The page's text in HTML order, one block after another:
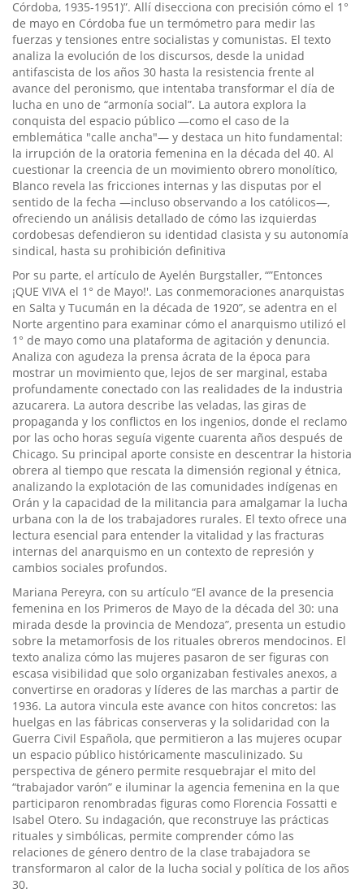
Córdoba, 1935-1951)”. Allí disecciona con precisión cómo el 1°
de mayo en Córdoba fue un termómetro para medir las
fuerzas y tensiones entre socialistas y comunistas. El texto
analiza la evolución de los discursos, desde la unidad
antifascista de los años 30 hasta la resistencia frente al
avance del peronismo, que intentaba transformar el día de
lucha en uno de “armonía social”. La autora explora la
conquista del espacio público —como el caso de la
emblemática "calle ancha"— y destaca un hito fundamental:
la irrupción de la oratoria femenina en la década del 40. Al
cuestionar la creencia de un movimiento obrero monolítico,
Blanco revela las fricciones internas y las disputas por el
sentido de la fecha —incluso observando a los católicos—,
ofreciendo un análisis detallado de cómo las izquierdas
cordobesas defendieron su identidad clasista y su autonomía
sindical, hasta su prohibición definitiva
Por su parte, el artículo de Ayelén Burgstaller, “”Entonces
¡QUE VIVA el 1° de Mayo!'. Las conmemoraciones anarquistas
en Salta y Tucumán en la década de 1920”, se adentra en el
Norte argentino para examinar cómo el anarquismo utilizó el
1° de mayo como una plataforma de agitación y denuncia.
Analiza con agudeza la prensa ácrata de la época para
mostrar un movimiento que, lejos de ser marginal, estaba
profundamente conectado con las realidades de la industria
azucarera. La autora describe las veladas, las giras de
propaganda y los conflictos en los ingenios, donde el reclamo
por las ocho horas seguía vigente cuarenta años después de
Chicago. Su principal aporte consiste en descentrar la historia
obrera al tiempo que rescata la dimensión regional y étnica,
analizando la explotación de las comunidades indígenas en
Orán y la capacidad de la militancia para amalgamar la lucha
urbana con la de los trabajadores rurales. El texto ofrece una
lectura esencial para entender la vitalidad y las fracturas
internas del anarquismo en un contexto de represión y
cambios sociales profundos.
Mariana Pereyra, con su artículo “El avance de la presencia
femenina en los Primeros de Mayo de la década del 30: una
mirada desde la provincia de Mendoza”, presenta un estudio
sobre la metamorfosis de los rituales obreros mendocinos. El
texto analiza cómo las mujeres pasaron de ser figuras con
escasa visibilidad que solo organizaban festivales anexos, a
convertirse en oradoras y líderes de las marchas a partir de
1936. La autora vincula este avance con hitos concretos: las
huelgas en las fábricas conserveras y la solidaridad con la
Guerra Civil Española, que permitieron a las mujeres ocupar
un espacio público históricamente masculinizado. Su
perspectiva de género permite resquebrajar el mito del
“trabajador varón” e iluminar la agencia femenina en la que
participaron renombradas figuras como Florencia Fossatti e
Isabel Otero. Su indagación, que reconstruye las prácticas
rituales y simbólicas, permite comprender cómo las
relaciones de género dentro de la clase trabajadora se
transformaron al calor de la lucha social y política de los años
30.